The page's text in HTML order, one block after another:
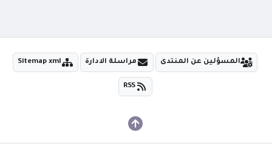
المسؤلين عن المنتدى مراسلة الادارة Sitemap xml
RSS